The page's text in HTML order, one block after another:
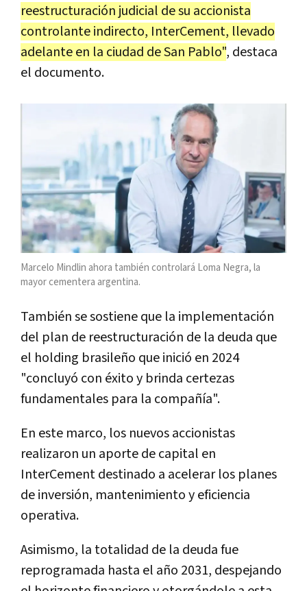
reestructuración judicial de su accionista
controlante indirecto, InterCement, llevado
adelante en la ciudad de San Pablo", destaca
el documento.
Marcelo Mindlin ahora también controlará Loma Negra, la
mayor cementera argentina.
También se sostiene que la implementación
del plan de reestructuración de la deuda que
el holding brasileño que inició en 2024
"concluyó con éxito y brinda certezas
fundamentales para la compañía".
En este marco, los nuevos accionistas
realizaron un aporte de capital en
InterCement destinado a acelerar los planes
de inversión, mantenimiento y eficiencia
operativa.
Asimismo, la totalidad de la deuda fue
reprogramada hasta el año 2031, despejando